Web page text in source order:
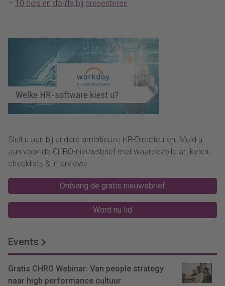
– 10 do’s en don’ts bij presenteren
Sluit u aan bij andere ambitieuze HR-Directeuren. Meld u
aan voor de CHRO-nieuwsbrief met waardevolle artikelen,
checklists & interviews.
Ontvang de gratis nieuwsbrief
Word nu lid
Events
Gratis CHRO Webinar: Van people strategy
naar high performance cultuur